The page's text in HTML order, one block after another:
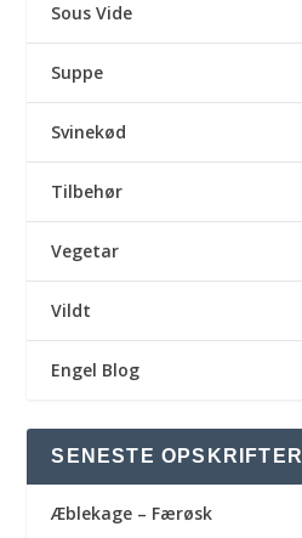
Sous Vide
Suppe
Svinekød
Tilbehør
Vegetar
Vildt
Engel Blog
SENESTE OPSKRIFTER
Æblekage – Færøsk